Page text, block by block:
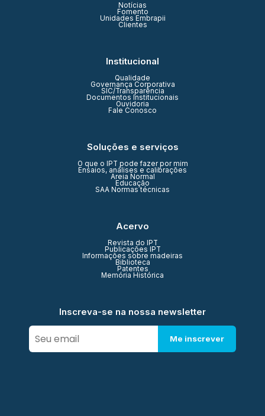
Notícias
Fomento
Unidades Embrapii
Clientes
Institucional
Qualidade
Governança Corporativa
SIC/Transparência
Documentos Institucionais
Ouvidoria
Fale Conosco
Soluções e serviços
O que o IPT pode fazer por mim
Ensaios, análises e calibrações
Areia Normal
Educação
SAA Normas técnicas
Acervo
Revista do IPT
Publicações IPT
Informações sobre madeiras
Biblioteca
Patentes
Memória Histórica
Inscreva-se na nossa newsletter
Me inscrever